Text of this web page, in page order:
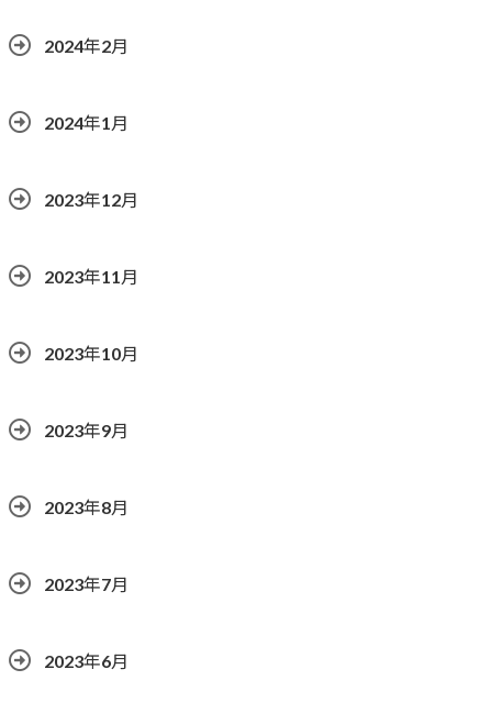
2024年2月
2024年1月
2023年12月
2023年11月
2023年10月
2023年9月
2023年8月
2023年7月
2023年6月